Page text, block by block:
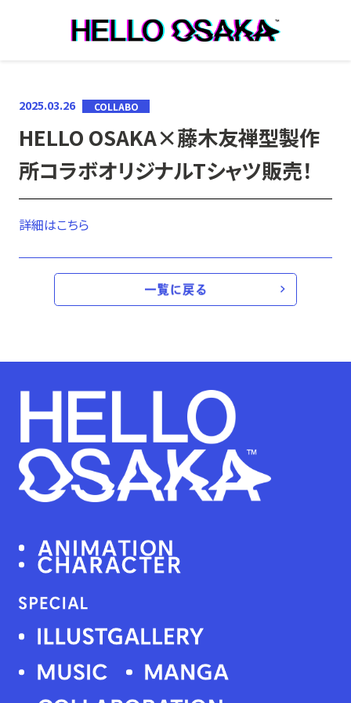
HELLO OSAKA×藤木友禅型製作
所コラボオリジナルTシャツ販売！
COLLABO
2025.03.26
詳細はこちら